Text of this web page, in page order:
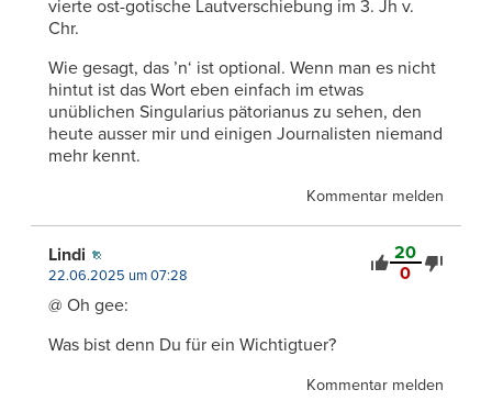
vierte ost-gotische Lautverschiebung im 3. Jh v.
Chr.
Wie gesagt, das ’n‘ ist optional. Wenn man es nicht
hintut ist das Wort eben einfach im etwas
unüblichen Singularius pätorianus zu sehen, den
heute ausser mir und einigen Journalisten niemand
mehr kennt.
Kommentar melden
20
0
Lindi
22.06.2025 um 07:28
@ Oh gee:
Was bist denn Du für ein Wichtigtuer?
Kommentar melden